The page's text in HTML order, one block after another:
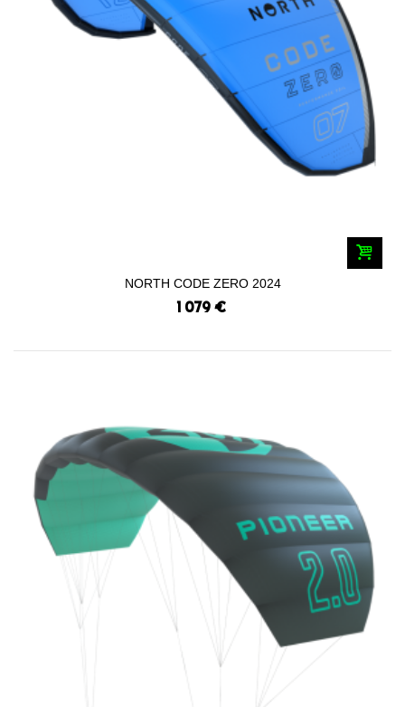
NORTH CODE ZERO 2024
1 079 €